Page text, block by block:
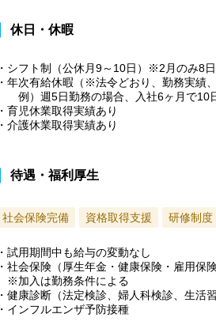
休日・休暇
・シフト制（公休月9～10日）※2月のみ8日
・年次有給休暇（※法令どおり、勤務実績
例）週5日勤務の場合、入社6ヶ月で10
・育児休業取得実績あり
・介護休業取得実績あり
待遇・福利厚生
社会保険完備 資格取得支援 研修制度
・試用期間中も給与の変動なし
・社会保険（厚生年金・健康保険・雇用保
※加入は勤務条件による
・健康診断（法定検診、婦人科検診、生活
・インフルエンザ予防接種